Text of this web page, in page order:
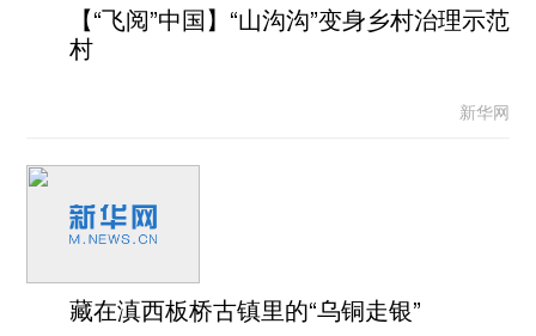
【“飞阅”中国】“山沟沟”变身乡村治理示范
村
新华网
藏在滇西板桥古镇里的“乌铜走银”